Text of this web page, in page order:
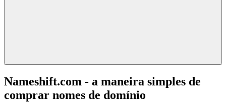
Nameshift.com - a maneira simples de
comprar nomes de domínio